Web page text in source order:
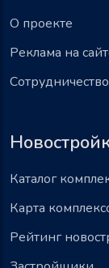
О проекте
Реклама на
Сотрудничество
Каталог
Карта
Рейтинг